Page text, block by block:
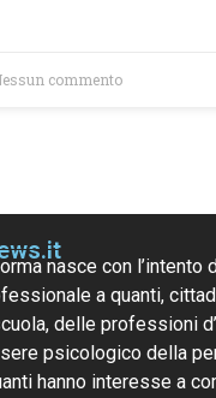
commento
nasce con l’intento
a quanti,
delle professioni
psicologico della
hanno interesse a